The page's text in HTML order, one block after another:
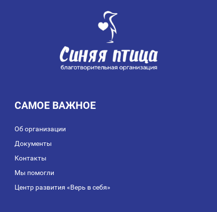
САМОЕ ВАЖНОЕ
Об организации
Документы
Контакты
Мы помогли
Центр развития «Верь в себя»